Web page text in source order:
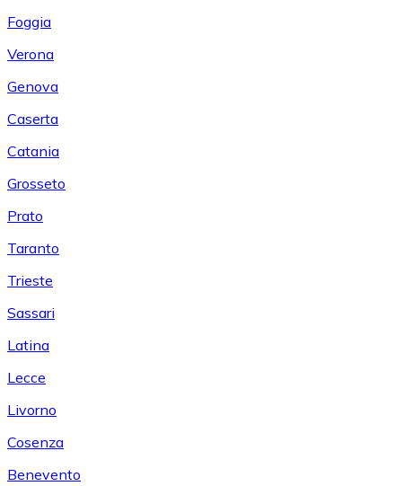
Foggia
Verona
Genova
Caserta
Catania
Grosseto
Prato
Taranto
Trieste
Sassari
Latina
Lecce
Livorno
Cosenza
Benevento